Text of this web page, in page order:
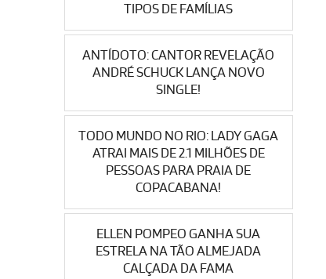
TIPOS DE FAMÍLIAS
ANTÍDOTO: CANTOR REVELAÇÃO
ANDRÉ SCHUCK LANÇA NOVO
SINGLE!
TODO MUNDO NO RIO: LADY GAGA
ATRAI MAIS DE 2.1 MILHÕES DE
PESSOAS PARA PRAIA DE
COPACABANA!
ELLEN POMPEO GANHA SUA
ESTRELA NA TÃO ALMEJADA
CALÇADA DA FAMA